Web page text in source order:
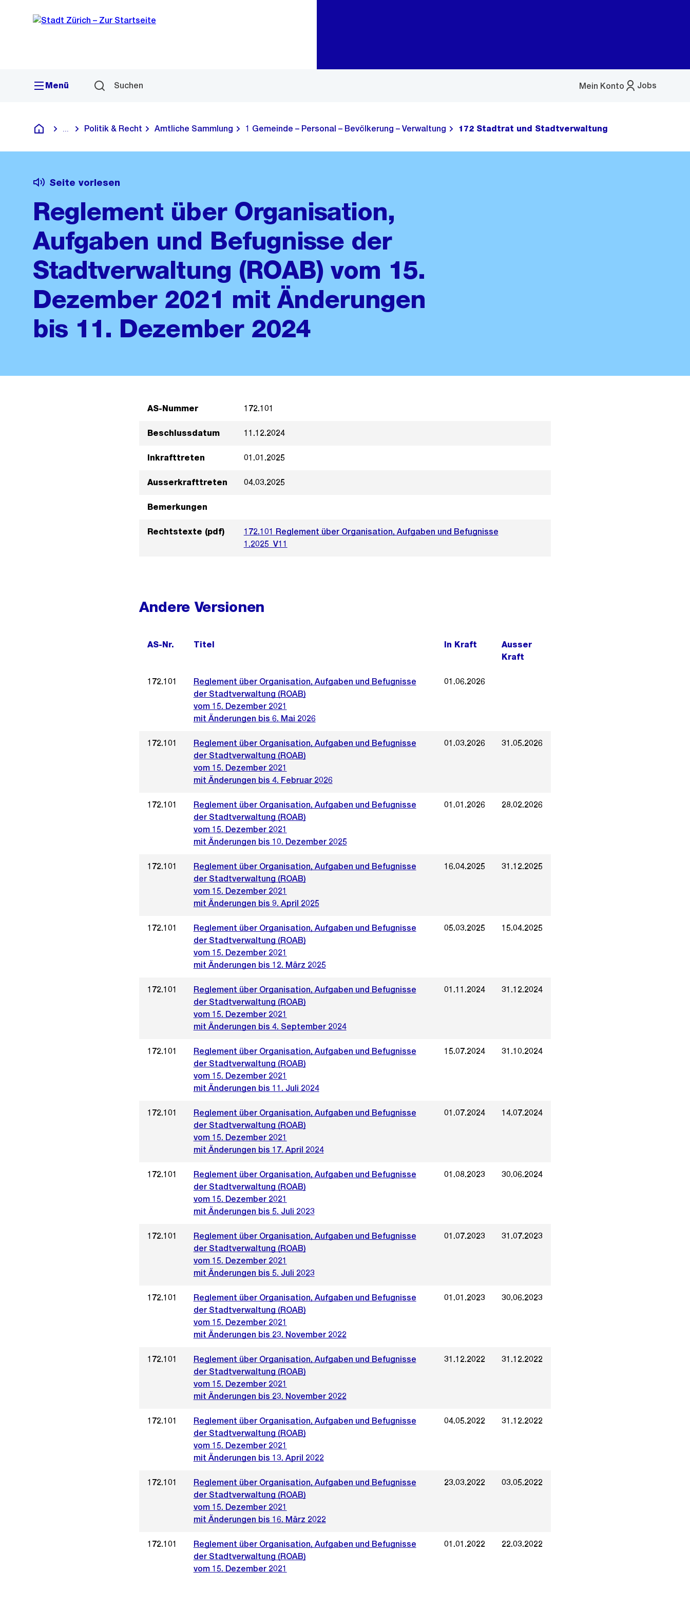
Navigation
Sprunglink
Menü Suchen Jobs
Mein Konto
Menü
Deutsch
Blende alle Breadcrumbs ein
Politik & Recht Amtliche Sammlung 1 Gemeinde – Personal – Bevölkerung – Verwaltung 172 Stadtrat und Stadtverwaltung
Seite vorlesen
Reglement über Organisation,
Aufgaben und Befugnisse der
Stadtverwaltung (ROAB) vom 15.
Dezember 2021 mit Änderungen
bis 11. Dezember 2024
AS-Nummer 172.101
Beschlussdatum 11.12.2024
Inkrafttreten 01.01.2025
Ausserkrafttreten 04.03.2025
Bemerkungen
Rechtstexte (pdf)
172.101 Reglement über Organisation, Aufgaben und Befugnisse
1.2025_V11
Andere Versionen
AS-Nr. Titel In Kraft
Ausser
Kraft
172.101
Reglement über Organisation, Aufgaben und Befugnisse
der Stadtverwaltung (ROAB)
vom 15. Dezember 2021
mit Änderungen bis 6. Mai 2026
01.06.2026
172.101
Reglement über Organisation, Aufgaben und Befugnisse
der Stadtverwaltung (ROAB)
vom 15. Dezember 2021
mit Änderungen bis 4. Februar 2026
01.03.2026 31.05.2026
172.101
Reglement über Organisation, Aufgaben und Befugnisse
der Stadtverwaltung (ROAB)
vom 15. Dezember 2021
mit Änderungen bis 10. Dezember 2025
01.01.2026 28.02.2026
172.101
Reglement über Organisation, Aufgaben und Befugnisse
der Stadtverwaltung (ROAB)
vom 15. Dezember 2021
mit Änderungen bis 9. April 2025
16.04.2025 31.12.2025
172.101
Reglement über Organisation, Aufgaben und Befugnisse
der Stadtverwaltung (ROAB)
vom 15. Dezember 2021
mit Änderungen bis 12. März 2025
05.03.2025 15.04.2025
172.101
Reglement über Organisation, Aufgaben und Befugnisse
der Stadtverwaltung (ROAB)
vom 15. Dezember 2021
mit Änderungen bis 4. September 2024
01.11.2024 31.12.2024
172.101
Reglement über Organisation, Aufgaben und Befugnisse
der Stadtverwaltung (ROAB)
vom 15. Dezember 2021
mit Änderungen bis 11. Juli 2024
15.07.2024 31.10.2024
172.101
Reglement über Organisation, Aufgaben und Befugnisse
der Stadtverwaltung (ROAB)
vom 15. Dezember 2021
mit Änderungen bis 17. April 2024
01.07.2024 14.07.2024
172.101
Reglement über Organisation, Aufgaben und Befugnisse
der Stadtverwaltung (ROAB)
vom 15. Dezember 2021
mit Änderungen bis 5. Juli 2023
01.08.2023 30.06.2024
172.101
Reglement über Organisation, Aufgaben und Befugnisse
der Stadtverwaltung (ROAB)
vom 15. Dezember 2021
mit Änderungen bis 5. Juli 2023
01.07.2023 31.07.2023
172.101
Reglement über Organisation, Aufgaben und Befugnisse
der Stadtverwaltung (ROAB)
vom 15. Dezember 2021
mit Änderungen bis 23. November 2022
01.01.2023 30.06.2023
172.101
Reglement über Organisation, Aufgaben und Befugnisse
der Stadtverwaltung (ROAB)
vom 15. Dezember 2021
mit Änderungen bis 23. November 2022
31.12.2022 31.12.2022
172.101
Reglement über Organisation, Aufgaben und Befugnisse
der Stadtverwaltung (ROAB)
vom 15. Dezember 2021
mit Änderungen bis 13. April 2022
04.05.2022 31.12.2022
172.101
Reglement über Organisation, Aufgaben und Befugnisse
der Stadtverwaltung (ROAB)
vom 15. Dezember 2021
mit Änderungen bis 16. März 2022
23.03.2022 03.05.2022
172.101
Reglement über Organisation, Aufgaben und Befugnisse
der Stadtverwaltung (ROAB)
vom 15. Dezember 2021
01.01.2022 22.03.2022